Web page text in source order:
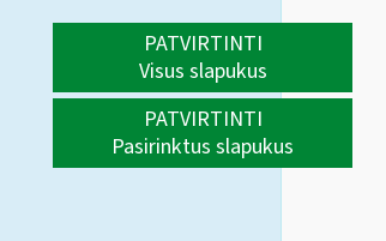
PATVIRTINTI
Visus slapukus
PATVIRTINTI
Pasirinktus slapukus